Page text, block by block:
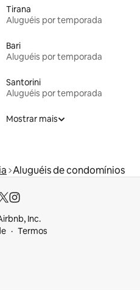
Tirana
Aluguéis por temporada
Bari
Aluguéis por temporada
Santorini
Aluguéis por temporada
Mostrar mais
Aluguéis de condomínios
Inc.
Termos